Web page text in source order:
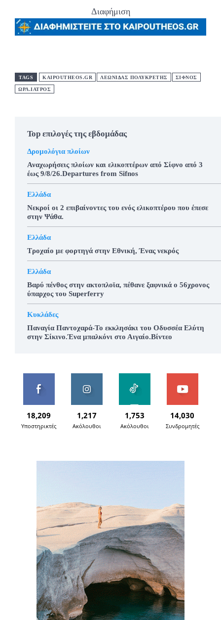
Διαφήμιση
TAGS KAIPOUTHEOS.GR ΛΕΩΝΙΔΑΣ ΠΟΛΥΚΡΕΤΗΣ ΣΙΦΝΟΣ
ΩΡΛ.ΙΑΤΡΟΣ
Top επιλογές της εβδομάδας
Δρομολόγια πλοίων
Αναχωρήσεις πλοίων και ελικοπτέρων από Σίφνο από 3
έως 9/8/26.Departures from Sifnos
Ελλάδα
Νεκροί οι 2 επιβαίνοντες του ενός ελικοπτέρου που έπεσε
στην Ψάθα.
Ελλάδα
Τροχαίο με φορτηγά στην Εθνική, Ένας νεκρός
Ελλάδα
Βαρύ πένθος στην ακτοπλοϊα, πέθανε ξαφνικά ο 56χρονος
ύπαρχος του Superferry
Κυκλάδες
Παναγία Παντοχαρά-Το εκκλησάκι του Οδυσσέα Ελύτη
στην Σίκινο.Ένα μπαλκόνι στο Αιγαίο.Βίντεο
18,209
Υποστηρικτές
1,217
Ακόλουθοι
1,753
Ακόλουθοι
14,030
Συνδρομητές